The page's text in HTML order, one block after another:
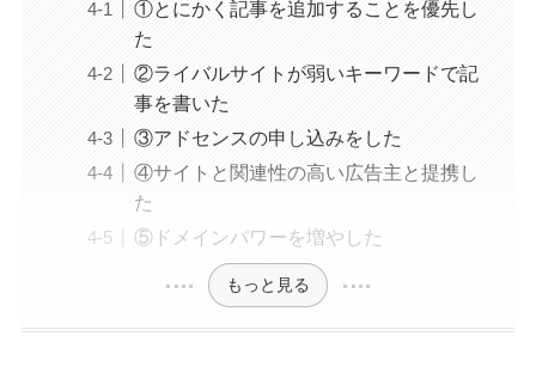
①とにかく記事を追加することを優先し
た
②ライバルサイトが弱いキーワードで記
事を書いた
③アドセンスの申し込みをした
④サイトと関連性の高い広告主と提携し
た
⑤ドメインパワーを増やした
もっと見る